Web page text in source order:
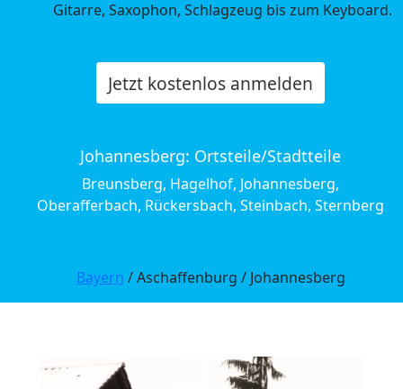
Gitarre, Saxophon, Schlagzeug bis zum Keyboard.
Jetzt kostenlos anmelden
Johannesberg: Ortsteile/Stadtteile
Breunsberg, Hagelhof, Johannesberg,
Oberafferbach, Rückersbach, Steinbach, Sternberg
Bayern / Aschaffenburg / Johannesberg